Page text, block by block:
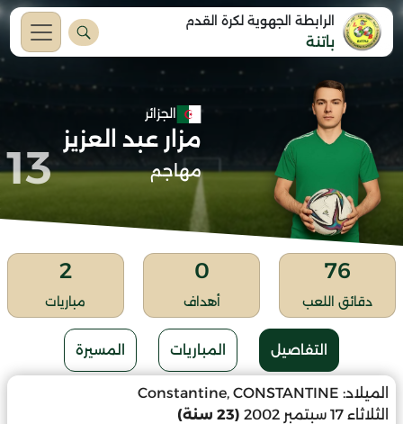
الرابطة الجهوية لكرة القدم
باتنة
الجزائر
مزار عبد العزيز
مهاجم 13
76
دقائق اللعب
0
أهداف
2
مباريات
التفاصيل المباريات المسيرة
الميلاد: Constantine, CONSTANTINE
الثلاثاء 17 سبتمبر 2002
(23 سنة)